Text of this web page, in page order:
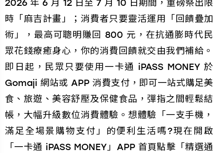
2026 年 6 月 12 日至 7 月 10 日期間，重磅祭出限
時「麻吉計畫」；消費者只要靈活運用「回饋疊加
術」，最高可聰明賺回 800 元，在抗通膨時代民
眾花錢療癒身心，你的消費回饋就交由我們補給。
即日起，民眾只要使用一卡通 iPASS MONEY 於
Gomaji 網站或 APP 消費支付，即可一站式購足美
食、旅遊、美容舒壓及保健食品，彈指之間輕鬆結
帳，大幅升級數位消費體驗。想體驗「一支手機，
滿足全場景購物支付」的便利生活嗎?現在開啟
「一卡通 iPASS MONEY」APP 首頁點擊「精選通